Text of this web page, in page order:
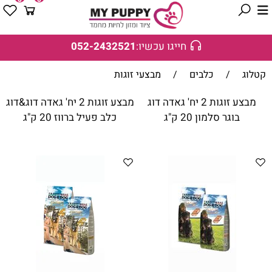
חייגו עכשיו:052-2432521
קטלוג / כלבים / מבצעי זוגות
מבצע זוגות 2 יח' גאדה דוג
בוגר סלמון 20 ק"ג
מבצע זוגות 2 יח' גאדה דוג&דוג
כלב פעיל ברווז 20 ק"ג